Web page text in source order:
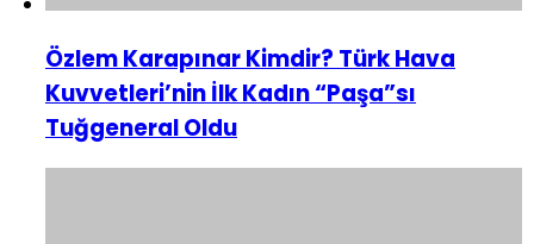
Özlem Karapınar Kimdir? Türk Hava
Kuvvetleri’nin İlk Kadın “Paşa”sı
Tuğgeneral Oldu